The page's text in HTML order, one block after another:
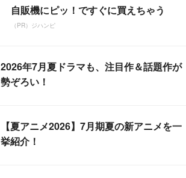
自販機にピッ！ですぐに買えちゃう
（PR）ジハンピ
2026年7月夏ドラマも、注目作＆話題作が
勢ぞろい！
【夏アニメ2026】7月期夏の新アニメを一
挙紹介！